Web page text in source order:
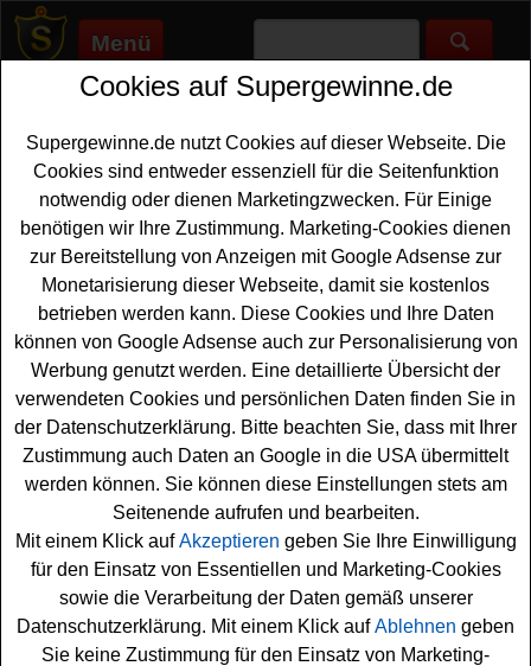
Menü
Supergewinne.de>Gewinnspiele>Sonstige Gewinnspiele
Anzeige:
Anzeige:
Gartenhaus Gewinnspiel - Hot Tub
gewinnen
Wer gern ein coolesHot Tub gewinnenmöchte, hat bei
diesem kostenlosen Gartenhaus Gewinnspiel eine
schöne Gelegenheit dazu. Gartenhaus.com verlost zum
Valentinstag ein Hot Tub für denGartenim Wert von
1499 Euro. Mit etwas Glück können Sie dieses Hot Tub
gewinnen.
Falls Sie an dem Gartenhaus Gewinnspiel teilnehmen
möchten, müssen Sie den kostenlosen Newsletter
abonnieren. Nur so können Sie sich Ihre Gewinnchance
sichern. Vielleicht haben Sie ja Glück? Viel Erfolg!
Cookies auf Supergewinne.de
Supergewinne.de nutzt Cookies auf dieser Webseite. Die
Cookies sind entweder essenziell für die Seitenfunktion
notwendig oder dienen Marketingzwecken. Für Einige
benötigen wir Ihre Zustimmung. Marketing-Cookies dienen
zur Bereitstellung von Anzeigen mit Google Adsense zur
Monetarisierung dieser Webseite, damit sie kostenlos
betrieben werden kann. Diese Cookies und Ihre Daten
können von Google Adsense auch zur Personalisierung von
Werbung genutzt werden. Eine detaillierte Übersicht der
verwendeten Cookies und persönlichen Daten finden Sie in
der Datenschutzerklärung. Bitte beachten Sie, dass mit Ihrer
Zustimmung auch Daten an Google in die USA übermittelt
werden können. Sie können diese Einstellungen stets am
Seitenende aufrufen und bearbeiten.
Mit einem Klick aufAkzeptieren geben Sie Ihre Einwilligung
für den Einsatz von Essentiellen und Marketing-Cookies
sowie die Verarbeitung der Daten gemäß unserer
Datenschutzerklärung. Mit einem Klick aufAblehnen geben
Sie keine Zustimmung für den Einsatz von Marketing-